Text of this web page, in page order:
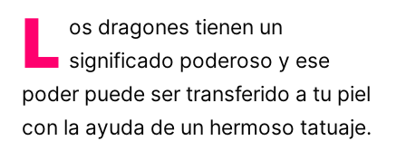
L os dragones tienen un
significado poderoso y ese
poder puede ser transferido a tu piel
con la ayuda de un hermoso tatuaje.